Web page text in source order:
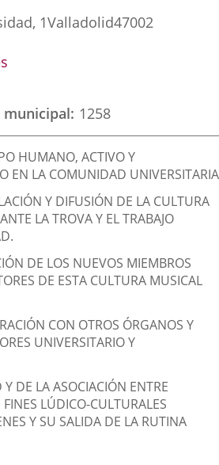
externa.externa.
1Valladolid47002
1258
HUMANO, ACTIVO Y
EN LA COMUNIDAD
Y DIFUSIÓN DE LA CULTURA
LA TROVA Y EL TRABAJO
DE LOS NUEVOS MIEMBROS
DE ESTA CULTURA MUSICAL
CON OTROS ÓRGANOS Y
UNIVERSITARIO Y
DE LA ASOCIACIÓN ENTRE
LÚDICO-CULTURALES
Y SU SALIDA DE LA RUTINA